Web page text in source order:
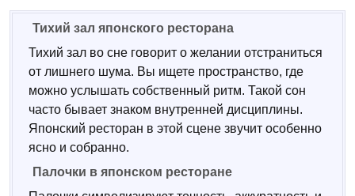
Тихий зал японского ресторана
Тихий зал во сне говорит о желании отстраниться
от лишнего шума. Вы ищете пространство, где
можно услышать собственный ритм. Такой сон
часто бывает знаком внутренней дисциплины.
Японский ресторан в этой сцене звучит особенно
ясно и собранно.
Палочки в японском ресторане